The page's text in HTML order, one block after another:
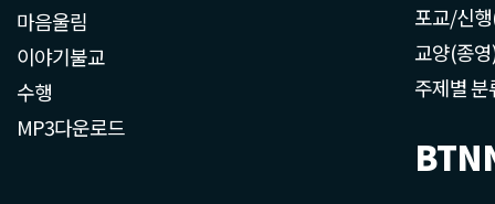
마음울림
이야기불교
수행
MP3다운로드
포교/신
교양(종
주제별 분